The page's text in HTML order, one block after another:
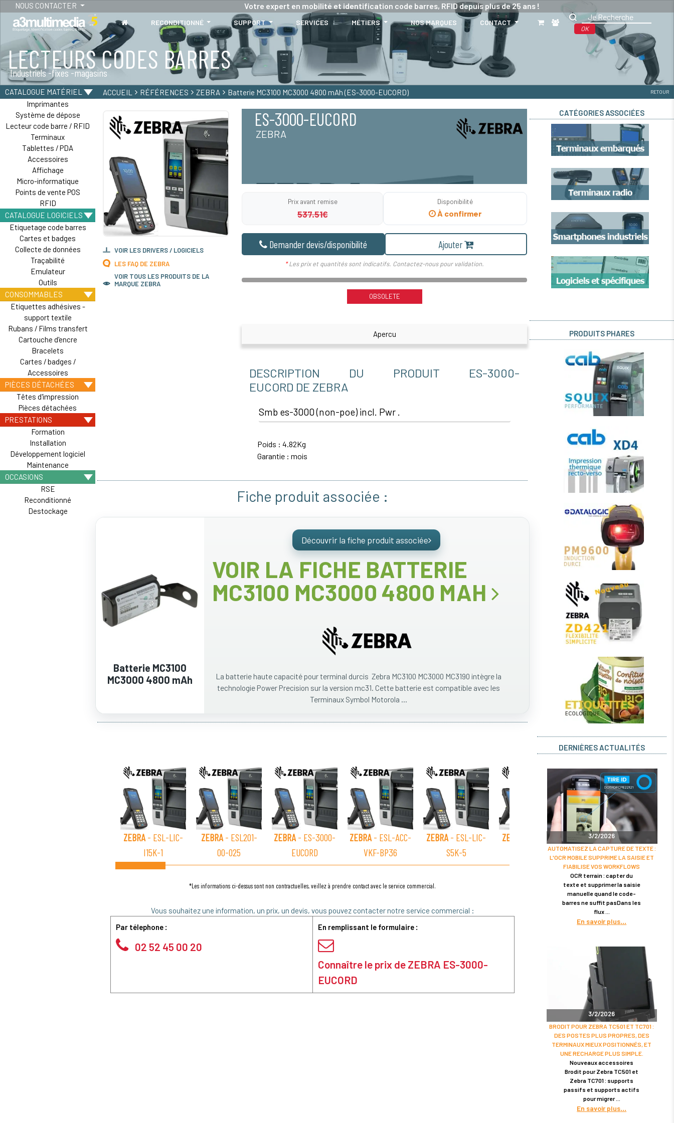
NOUS CONTACTER Votre expert en mobilité et identification code barres, RFID depuis plus de 25 ans !
RECONDITIONNÉ SUPPORT SERVICES MÉTIERS NOS MARQUES CONTACT
OK
LECTEURS CODES BARRES
Industriels -fixes -magasins
TABLETTES
Tablettes durcies - étanches - Résistantes
CATALOGUE MATÉRIEL
Imprimantes
Système de dépose
Lecteur code barre / RFID
Terminaux
Tablettes / PDA
Accessoires
Affichage
Micro-informatique
Points de vente POS
RFID
CATALOGUE LOGICIELS
Etiquetage code barres
Cartes et badges
Collecte de données
Traçabilité
Emulateur
Outils
CONSOMMABLES
Etiquettes adhésives -
support textile
Rubans / Films transfert
Cartouche d'encre
Bracelets
Cartes / badges /
Accessoires
PIÈCES DÉTACHÉES
Têtes d'impression
Pièces détachées
PRESTATIONS
Formation
Installation
Développement logiciel
Maintenance
OCCASIONS
RSE
Reconditionné
Destockage
ACCUEIL RÉFÉRENCES ZEBRA Batterie MC3100 MC3000 4800 mAh (ES-3000-EUCORD) RETOUR
VOIR LES DRIVERS / LOGICIELS
LES FAQ DE ZEBRA
VOIR TOUS LES PRODUITS DE LA
MARQUE ZEBRA
ES-3000-EUCORD
ZEBRA
Prix avant remise
537.51€
Disponibilité
À confirmer
Demander devis/disponibilité Ajouter
*Les prix et quantités sont indicatifs. Contactez-nous pour validation.
OBSOLETE
Apercu
DESCRIPTION DU PRODUIT ES-3000-
EUCORD DE ZEBRA
Smb es-3000 (non-poe) incl. Pwr .
Poids : 4.82Kg
Garantie : mois
Fiche produit associée :
Batterie MC3100
MC3000 4800 mAh
Découvrir la fiche produit associée
VOIR LA FICHE BATTERIE
MC3100 MC3000 4800 MAH
La batterie haute capacité pour terminal durcis Zebra MC3100 MC3000 MC3190 intègre la
technologie Power Precision sur la version mc31. Cette batterie est compatible avec les
Terminaux Symbol Motorola ...
ZEBRA - ESL-LIC-
I15K-1
ZEBRA- ESL201-
00-025
ZEBRA - ES-3000-
EUCORD
ZEBRA - ESL-ACC-
VKF-BP36
ZEBRA - ESL-LIC-
S5K-5
ZEBRA
- ESL-LIC-
ZEBRA- ESL-LIC-
I15K-3
*Les informations ci-dessus sont non contractuelles, veillez à prendre contact avec le service commercial.
Vous souhaitez une information, un prix, un devis, vous pouvez contacter notre service commercial :
Par télephone :
02 52 45 00 20
En remplissant le formulaire :
Connaître le prix de ZEBRA ES-3000-
EUCORD
CATÉGORIES ASSOCIÉES
PRODUITS PHARES
DERNIÈRES ACTUALITÉS
3/2/2026
AUTOMATISEZ LA CAPTURE DE TEXTE :
L'OCR MOBILE SUPPRIME LA SAISIE ET
FIABILISE VOS WORKFLOWS
OCR terrain : capter du
texte et supprimer la saisie
manuelle quand le code-
barres ne suffit pasDans les
flux
En savoir plus
3/2/2026
BRODIT POUR ZEBRA TC501 ET TC701 :
DES POSTES PLUS PROPRES, DES
TERMINAUX MIEUX POSITIONNÉS, ET
UNE RECHARGE PLUS SIMPLE.
Nouveaux accessoires
Brodit pour Zebra TC501 et
Zebra TC701 : supports
passifs et supports actifs
pour migrer
En savoir plus